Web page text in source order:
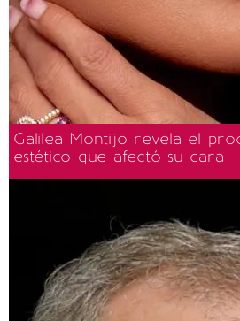
Galilea Montijo revela el
estético que afectó su cara